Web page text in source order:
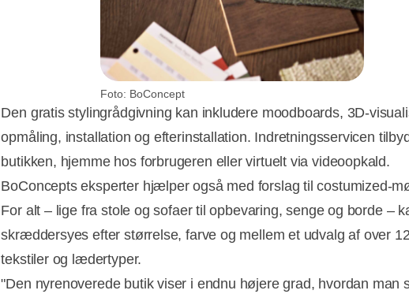
Foto: BoConcept
Den gratis stylingrådgivning kan inkludere moodboards, 3D-
opmåling, installation og efterinstallation. Indretningsservicen
butikken, hjemme hos forbrugeren eller virtuelt via videoopkald.
BoConcepts eksperter hjælper også med forslag til costumized-
For alt – lige fra stole og sofaer til opbevaring, senge og borde –
skræddersyes efter størrelse, farve og mellem et udvalg af over
tekstiler og lædertyper.
"Den nyrenoverede butik viser i endnu højere grad, hvordan man